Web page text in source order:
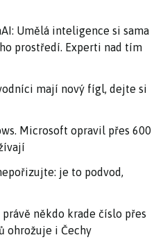
Umělá inteligence si sama
prostředí. Experti nad tím
mají nový fígl, dejte si
Microsoft opravil přes 600
je to podvod,
někdo krade číslo přes
ohrožuje i Čechy